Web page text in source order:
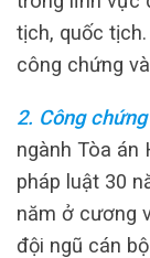
tịch, quốc
công chứng
2. Công
ngành Tòa án
pháp luật 30
năm ở cương
đội ngũ cán